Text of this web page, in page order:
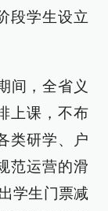
段学生设立
间，全省义
上课，不布
类研学、户
范运营的滑
学生门票减